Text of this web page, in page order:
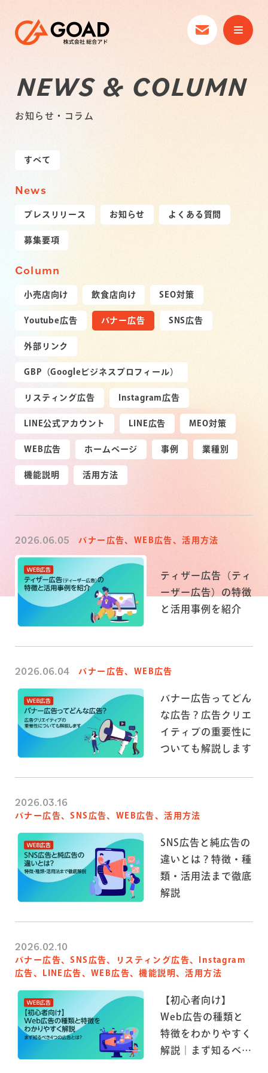
NEWS & COLUMN
お知らせ・コラム
すべて
News
プレスリリース お知らせ よくある質問
募集要項
Column
小売店向け 飲食店向け SEO対策
Youtube広告 バナー広告 SNS広告
外部リンク
GBP（Googleビジネスプロフィール）
リスティング広告 Instagram広告
LINE公式アカウント LINE広告 MEO対策
WEB広告 ホームページ 事例 業種別
機能説明 活用方法
2026.06.05 バナー広告、WEB広告、活用方法
ティザー広告（ティ
ーザー広告）の特徴
と活用事例を紹介
2026.06.04 バナー広告、WEB広告
バナー広告ってどん
な広告？広告クリエ
イティブの重要性に
ついても解説します
2026.03.16
バナー広告、SNS広告、WEB広告、活用方法
SNS広告と純広告の
違いとは？特徴・種
類・活用法まで徹底
解説
2026.02.10
バナー広告、SNS広告、リスティング広告、Instagram
広告、LINE広告、WEB広告、機能説明、活用方法
【初心者向け】
Web広告の種類と
特徴をわかりやすく
解説｜まず知るべき